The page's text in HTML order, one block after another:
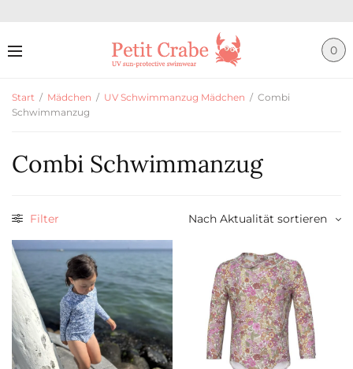
0
Start / Mädchen / UV Schwimmanzug Mädchen / Combi
Schwimmanzug
Combi Schwimmanzug
Filter